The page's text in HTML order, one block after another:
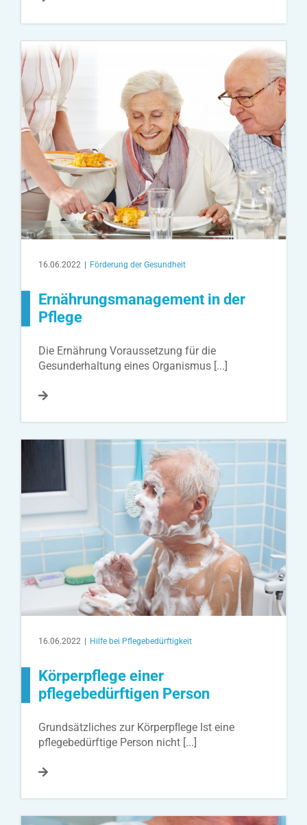
16.06.2022 Förderung der Gesundheit
Ernährungsmanagement in der
Pflege
Die Ernährung Voraussetzung für die
Gesunderhaltung eines Organismus [...]
16.06.2022 Hilfe bei Pflegebedürftigkeit
Körperpflege einer
pflegebedürftigen Person
Grundsätzliches zur Körperpﬂege Ist eine
pflegebedürftige Person nicht [...]